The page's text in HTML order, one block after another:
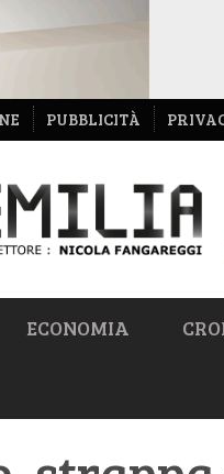
PUBBLICITÀ
ECONOMIA